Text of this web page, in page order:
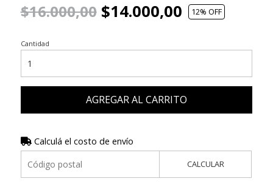
$16.000,00$14.000,00 12% OFF
Cantidad
AGREGAR AL CARRITO
Calculá el costo de envío
CALCULAR